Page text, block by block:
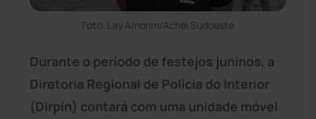
Foto: Lay Amorim/Achei Sudoeste
Durante o período de festejos juninos, a
Diretoria Regional de Polícia do Interior
(Dirpin) contará com uma unidade móvel